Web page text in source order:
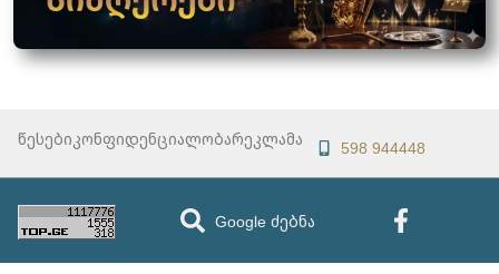
წესებიკონფიდენციალობარეკლამა 598 944448
Google ძებნა